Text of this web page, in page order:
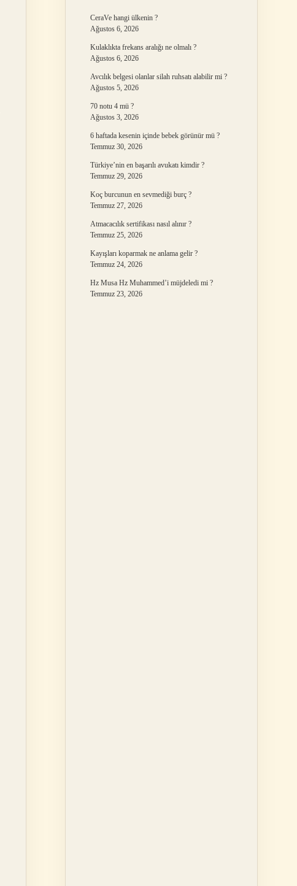
CeraVe hangi ülkenin ?
Ağustos 6, 2026
Kulaklıkta frekans aralığı ne olmalı ?
Ağustos 6, 2026
Avcılık belgesi olanlar silah ruhsatı alabilir mi ?
Ağustos 5, 2026
70 notu 4 mü ?
Ağustos 3, 2026
6 haftada kesenin içinde bebek görünür mü ?
Temmuz 30, 2026
Türkiye’nin en başarılı avukatı kimdir ?
Temmuz 29, 2026
Koç burcunun en sevmediği burç ?
Temmuz 27, 2026
Atmacacılık sertifikası nasıl alınır ?
Temmuz 25, 2026
Kayışları koparmak ne anlama gelir ?
Temmuz 24, 2026
Hz Musa Hz Muhammed’i müjdeledi mi ?
Temmuz 23, 2026